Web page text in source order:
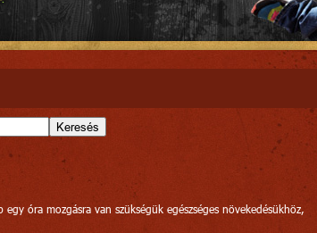
Keresés
óra mozgásra van szükségük egészséges növekedésükhöz,